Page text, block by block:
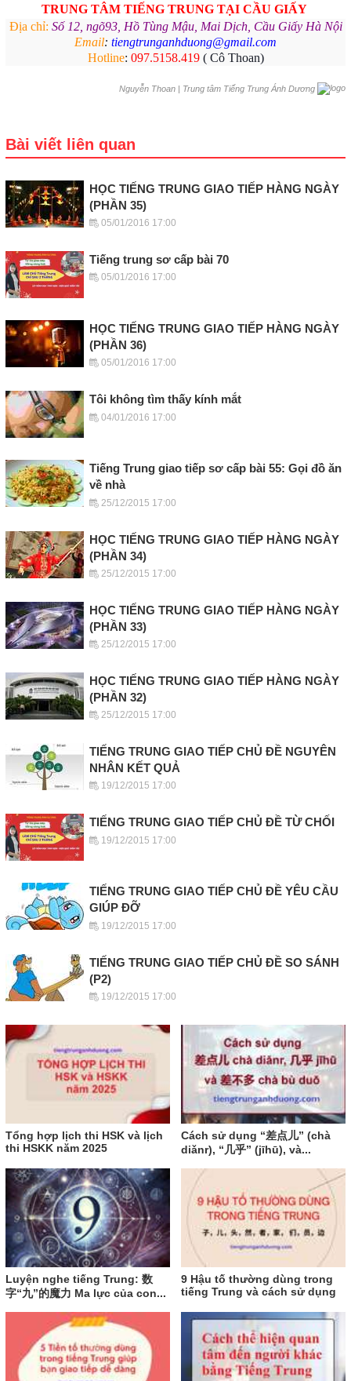
TRUNG TÂM TIẾNG TRUNGTẠI CẦU GIẤY
Địa chỉ: Số 12, ngõ93, Hồ Tùng Mậu, Mai Dịch, Cầu Giấy Hà Nội
Email: tiengtrunganhduong@gmail.com
Hotline: 097.5158.419 ( Cô Thoan)
Nguyễn Thoan | Trung tâm Tiếng Trung Ánh Dương
Bài viết liên quan
HỌC TIẾNG TRUNG GIAO TIẾP HÀNG NGÀY
(PHẦN 35)
05/01/2016 17:00
Tiếng trung sơ cấp bài 70
05/01/2016 17:00
HỌC TIẾNG TRUNG GIAO TIẾP HÀNG NGÀY
(PHẦN 36)
05/01/2016 17:00
Tôi không tìm thấy kính mắt
04/01/2016 17:00
Tiếng Trung giao tiếp sơ cấp bài 55: Gọi đồ ăn
về nhà
25/12/2015 17:00
HỌC TIẾNG TRUNG GIAO TIẾP HÀNG NGÀY
(PHẦN 34)
25/12/2015 17:00
HỌC TIẾNG TRUNG GIAO TIẾP HÀNG NGÀY
(PHẦN 33)
25/12/2015 17:00
HỌC TIẾNG TRUNG GIAO TIẾP HÀNG NGÀY
(PHẦN 32)
25/12/2015 17:00
TIẾNG TRUNG GIAO TIẾP CHỦ ĐỀ NGUYÊN
NHÂN KẾT QUẢ
19/12/2015 17:00
TIẾNG TRUNG GIAO TIẾP CHỦ ĐỀ TỪ CHỐI
19/12/2015 17:00
TIẾNG TRUNG GIAO TIẾP CHỦ ĐỀ YÊU CẦU
GIÚP ĐỠ
19/12/2015 17:00
TIẾNG TRUNG GIAO TIẾP CHỦ ĐỀ SO SÁNH
(P2)
19/12/2015 17:00
Tổng hợp lịch thi HSK và lịch
thi HSKK năm 2025
Cách sử dụng “差点儿” (chà
diǎnr), “几乎” (jīhū), và...
Luyện nghe tiếng Trung: 数
字“九”的魔力 Ma lực của con...
9 Hậu tố thường dùng trong
tiếng Trung và cách sử dụng